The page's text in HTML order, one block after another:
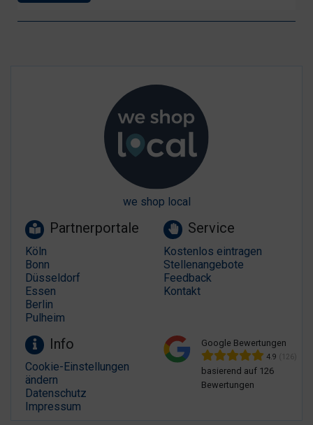
we shop local
Partnerportale
Köln
Bonn
Düsseldorf
Essen
Berlin
Pulheim
Service
Kostenlos eintragen
Stellenangebote
Feedback
Kontakt
Info
Cookie-Einstellungen
ändern
Datenschutz
Impressum
Google Bewertungen
4.9 (126)
basierend auf 126
Bewertungen